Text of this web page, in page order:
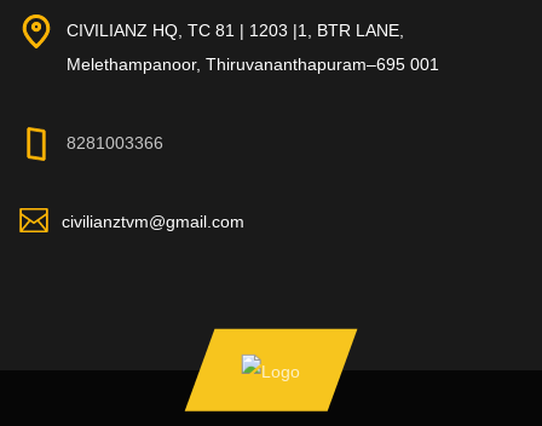
CIVILIANZ HQ, TC 81 | 1203 |1, BTR LANE,
Melethampanoor, Thiruvananthapuram–695 001
8281003366
civilianztvm@gmail.com